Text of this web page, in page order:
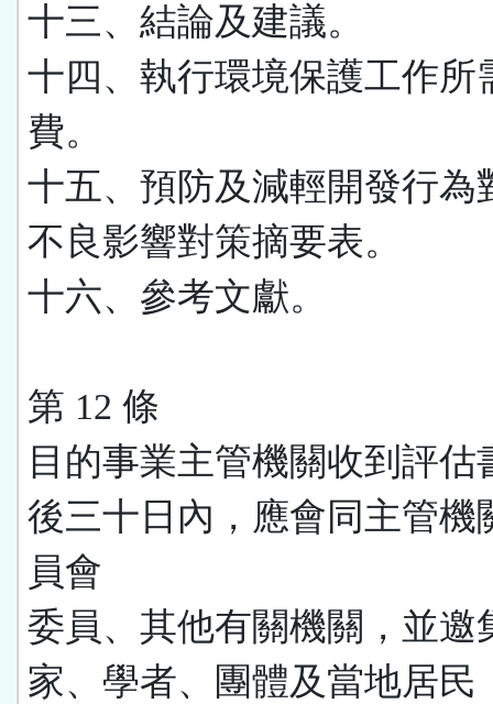
十三、結論及建議。
十四、執行環境保護工作所
費。
十五、預防及減輕開發行為
不良影響對策摘要表。
十六、參考文獻。
第 12 條
目的事業主管機關收到評估
後三十日內，應會同主管機
員會
委員、其他有關機關，並邀
家、學者、團體及當地居民